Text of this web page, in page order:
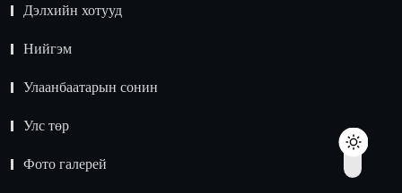
Дэлхийн хотууд
Нийгэм
Улаанбаатарын сонин
Улс төр
Фото галерей